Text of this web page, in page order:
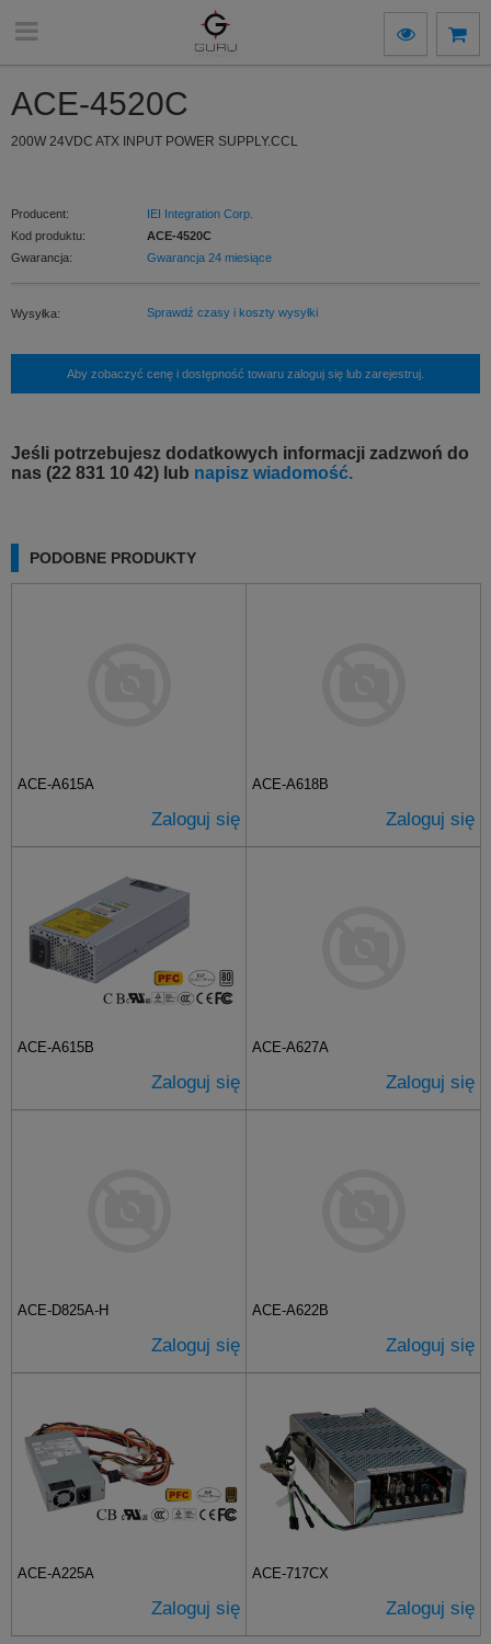
ACE-4520C
200W 24VDC ATX INPUT POWER SUPPLY.CCL
Producent:
IEI Integration Corp.
Kod produktu:
ACE-4520C
Gwarancja:
Gwarancja 24 miesiące
Wysyłka: Sprawdź czasy i koszty wysyłki
Aby zobaczyć cenę i dostępność towaru zaloguj się lub zarejestruj.
Jeśli potrzebujesz dodatkowych informacji zadzwoń do
nas (22 831 10 42) lub napisz wiadomość.
PODOBNE PRODUKTY
ACE-A615A
Zaloguj się
ACE-A618B
Zaloguj się
ACE-A615B
Zaloguj się
ACE-A627A
Zaloguj się
ACE-D825A-H
Zaloguj się
ACE-A622B
Zaloguj się
ACE-A225A
Zaloguj się
ACE-717CX
Zaloguj się